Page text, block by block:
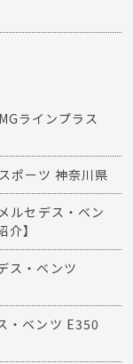
ラインプラス
ーツ 神奈川県
ルセデス・ベン
】
ス・ベンツ
・ベンツ E350